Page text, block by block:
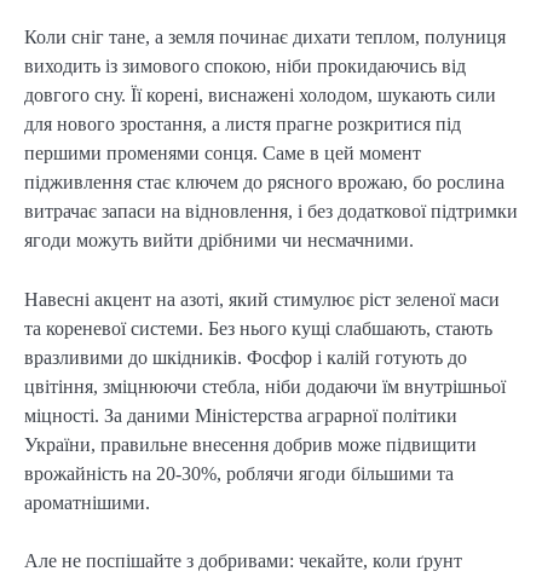
Коли сніг тане, а земля починає дихати теплом, полуниця
виходить із зимового спокою, ніби прокидаючись від
довгого сну. Її корені, виснажені холодом, шукають сили
для нового зростання, а листя прагне розкритися під
першими променями сонця. Саме в цей момент
підживлення стає ключем до рясного врожаю, бо рослина
витрачає запаси на відновлення, і без додаткової підтримки
ягоди можуть вийти дрібними чи несмачними.
Навесні акцент на азоті, який стимулює ріст зеленої маси
та кореневої системи. Без нього кущі слабшають, стають
вразливими до шкідників. Фосфор і калій готують до
цвітіння, зміцнюючи стебла, ніби додаючи їм внутрішньої
міцності. За даними Міністерства аграрної політики
України, правильне внесення добрив може підвищити
врожайність на 20-30%, роблячи ягоди більшими та
ароматнішими.
Але не поспішайте з добривами: чекайте, коли ґрунт